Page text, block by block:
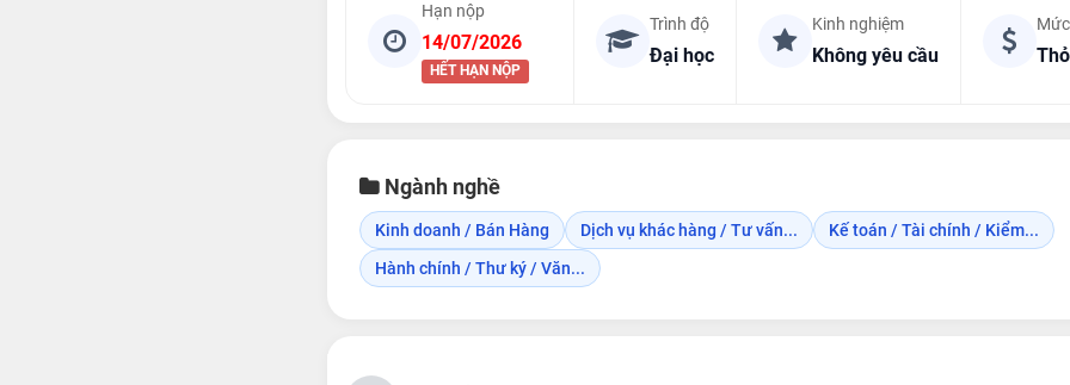
Hạn nộp
14/07/2026
HẾT HẠN NỘP
Trình độ
Đại học
Kinh nghiệm
Không yêu cầu
Ngành nghề
Kinh doanh / Bán Hàng Dịch vụ khác hàng / Tư vấn...
Kế toán / Tài chính / Kiểm...
Hành chính / Thư ký / Văn...